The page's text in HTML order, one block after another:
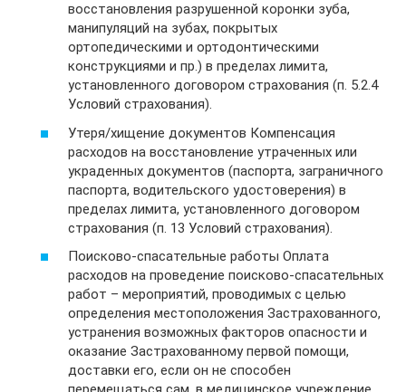
восстановления разрушенной коронки зуба,
манипуляций на зубах, покрытых
ортопедическими и ортодонтическими
конструкциями и пр.) в пределах лимита,
установленного договором страхования (п. 5.2.4
Условий страхования).
Утеря/хищение документов Компенсация
расходов на восстановление утраченных или
украденных документов (паспорта, заграничного
паспорта, водительского удостоверения) в
пределах лимита, установленного договором
страхования (п. 13 Условий страхования).
Поисково-спасательные работы Оплата
расходов на проведение поисково-спасательных
работ – мероприятий, проводимых с целью
определения местоположения Застрахованного,
устранения возможных факторов опасности и
оказание Застрахованному первой помощи,
доставки его, если он не способен